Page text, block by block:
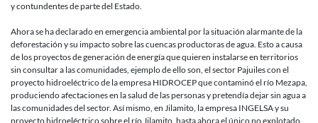
y contundentes de parte del Estado.
Ahora se ha declarado en emergencia ambiental por la situación alarmante de la
deforestación y su impacto sobre las cuencas productoras de agua. Esto a causa
de los proyectos de generación de energía que quieren instalarse en territorios
sin consultar a las comunidades, ejemplo de ello son, el sector Pajuiles con el
proyecto hidroeléctrico de la empresa HIDROCEP que contaminó el río Mezapa,
produciendo afectaciones en la salud de las personas y pretendía dejar sin agua a
las comunidades del sector. Así mismo, en Jilamito, la empresa INGELSA y su
proyecto hidroeléctrico sobre el río Jilamito, hasta ahora el único no explotado